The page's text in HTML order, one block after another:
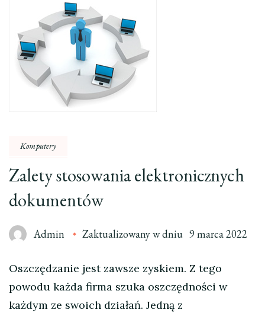
Komputery
Zalety stosowania elektronicznych
dokumentów
Admin Zaktualizowany w dniu 9 marca 2022
Oszczędzanie jest zawsze zyskiem. Z tego
powodu każda firma szuka oszczędności w
każdym ze swoich działań. Jedną z